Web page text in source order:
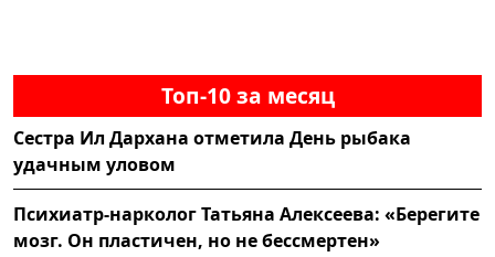
Топ-10 за месяц
Сестра Ил Дархана отметила День рыбака
удачным уловом
Психиатр-нарколог Татьяна Алексеева: «Берегите
мозг. Он пластичен, но не бессмертен»